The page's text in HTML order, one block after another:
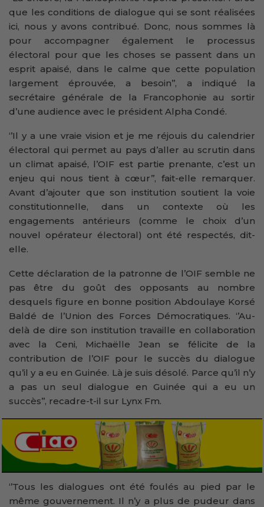
que les conditions de dialogue qui se sont réalisées
ici, nous y avons contribué. Donc, nous sommes là
pour accompagner également le processus
électoral pour que les choses se passent dans un
esprit apaisé, dans le calme que cette population
largement éprouvée, a besoin’’, a indiqué la
secrétaire générale de la Francophonie au sortir
d’une audience avec le président Alpha Condé.
‘’Il y a une vraie vision et je me réjouis du calendrier
électoral qui permet au pays d’aller au scrutin dans
un climat apaisé, l’OIF est partie prenante, c’est un
enjeu qui nous tient à cœur’’, fait-elle remarquer.
Avant d’ajouter que son institution soutient la voie
constitutionnelle, dans un contexte où les
engagements antérieurs (comme le choix d’un
nouvel opérateur électoral) ont été respectés, dit-
elle.
Cette déclaration de la patronne de l’OIF semble ne
pas être du goût des opposants au nombre
desquels figure en bonne position Abdoulaye Korsé
Baldé de l’Union des Forces Démocratiques. ‘’Au-
delà de dire son institution travaille en collaboration
avec la Ceni, Michaëlle Jean se félicite de la
contribution de l’OIF pour le succès du dialogue
qu’il y a eu en Guinée. Là je suis désolé. Parce qu’il n’y
a pas un seul dialogue en Guinée qui a eu un
succès’’, recadre-t-il sur Lynx Fm.
‘’Tous les dialogues ont été foulés au pied par le
même gouvernement. Il n’y a plus de pudeur dans